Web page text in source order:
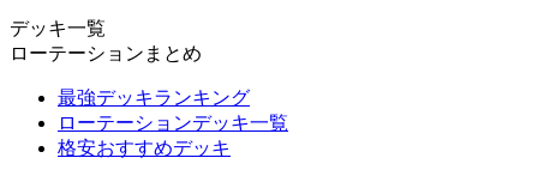
デッキ一覧
ローテーションまとめ
最強デッキランキング
ローテーションデッキ一覧
格安おすすめデッキ